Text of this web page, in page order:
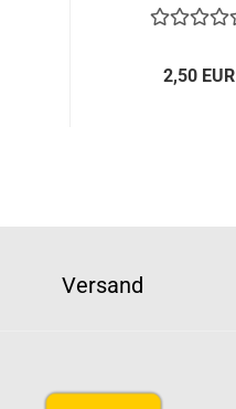
2,50 EUR
Versand